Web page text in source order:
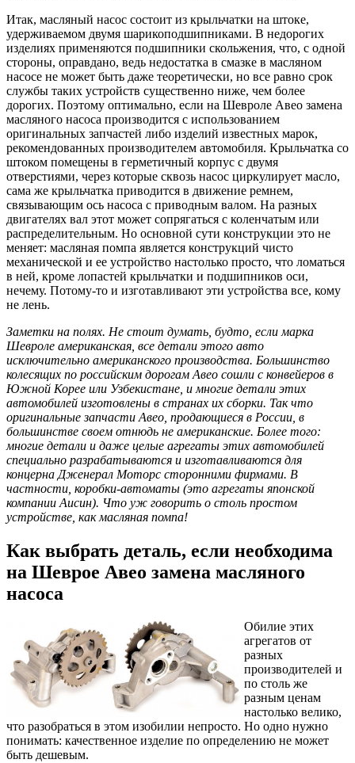
Итак, масляный насос состоит из крыльчатки на штоке,
удерживаемом двумя шарикоподшипниками. В недорогих
изделиях применяются подшипники скольжения, что, с одной
стороны, оправдано, ведь недостатка в смазке в масляном
насосе не может быть даже теоретически, но все равно срок
службы таких устройств существенно ниже, чем более
дорогих. Поэтому оптимально, если на Шевроле Авео замена
масляного насоса производится с использованием
оригинальных запчастей либо изделий известных марок,
рекомендованных производителем автомобиля. Крыльчатка со
штоком помещены в герметичный корпус с двумя
отверстиями, через которые сквозь насос циркулирует масло,
сама же крыльчатка приводится в движение ремнем,
связывающим ось насоса с приводным валом. На разных
двигателях вал этот может сопрягаться с коленчатым или
распределительным. Но основной сути конструкции это не
меняет: масляная помпа является конструкций чисто
механической и ее устройство настолько просто, что ломаться
в ней, кроме лопастей крыльчатки и подшипников оси,
нечему. Потому-то и изготавливают эти устройства все, кому
не лень.
Заметки на полях. Не стоит думать, будто, если марка
Шевроле американская, все детали этого авто
исключительно американского производства. Большинство
колесящих по российским дорогам Авео сошли с конвейеров в
Южной Корее или Узбекистане, и многие детали этих
автомобилей изготовлены в странах их сборки. Так что
оригинальные запчасти Авео, продающиеся в России, в
большинстве своем отнюдь не американские. Более того:
многие детали и даже целые агрегаты этих автомобилей
специально разрабатываются и изготавливаются для
концерна Дженерал Моторс сторонними фирмами. В
частности, коробки-автоматы (это агрегаты японской
компании Аисин). Что уж говорить о столь простом
устройстве, как масляная помпа!
Как выбрать деталь, если необходима
на Шеврое Авео замена масляного
насоса
Обилие этих
агрегатов от
разных
производителей и
по столь же
разным ценам
настолько велико,
что разобраться в этом изобилии непросто. Но одно нужно
понимать: качественное изделие по определению не может
быть дешевым.